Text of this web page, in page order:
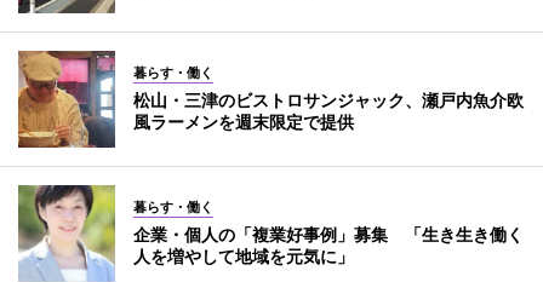
暮らす・働く
松山・三津のビストロサンジャック、瀬戸内魚介欧
風ラーメンを週末限定で提供
暮らす・働く
企業・個人の「複業好事例」募集 「生き生き働く
人を増やして地域を元気に」